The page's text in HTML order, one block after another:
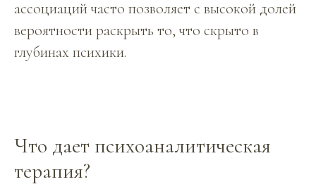
ассоциаций часто позволяет с высокой долей
вероятности раскрыть то, что скрыто в
глубинах психики.
Что дает психоаналитическая
терапия?